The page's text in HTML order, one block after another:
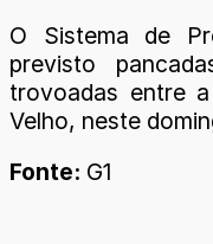
O Sistema de
previsto
trovoadas entre
Velho, neste
Fonte: G1